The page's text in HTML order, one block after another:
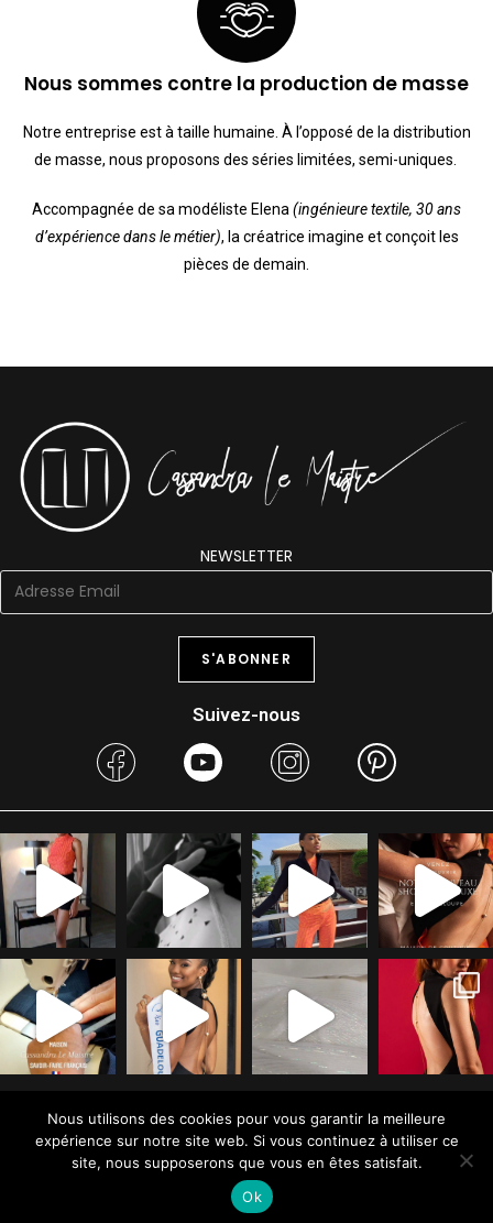
Nous sommes contre la production de masse
Notre entreprise est à taille humaine. À l’opposé de la distribution
de masse, nous proposons des séries limitées, semi-uniques.
Accompagnée de sa modéliste Elena (ingénieure textile, 30 ans
d’expérience dans le métier), la créatrice imagine et conçoit les
pièces de demain.
NEWSLETTER
Suivez-nous
LIVRAISON
TERMES & CONDITIONS DE VENTE
RETOURS & REMBOURSEMENTS
Mentions légales
Donateurs
Nous utilisons des cookies pour vous garantir la meilleure
expérience sur notre site web. Si vous continuez à utiliser ce
site, nous supposerons que vous en êtes satisfait.
Ok